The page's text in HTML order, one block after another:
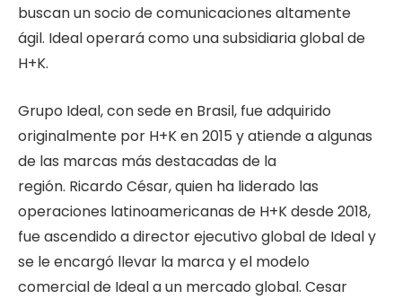
buscan un socio de comunicaciones altamente
ágil. Ideal operará como una subsidiaria global de
H+K.
Grupo Ideal, con sede en Brasil, fue adquirido
originalmente por H+K en 2015 y atiende a algunas
de las marcas más destacadas de la
región. Ricardo César, quien ha liderado las
operaciones latinoamericanas de H+K desde 2018,
fue ascendido a director ejecutivo global de Ideal y
se le encargó llevar la marca y el modelo
comercial de Ideal a un mercado global. Cesar